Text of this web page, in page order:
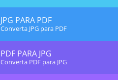
JPG PARA PDF
Converta JPG para PDF
PDF PARA JPG
Converta PDF para JPG